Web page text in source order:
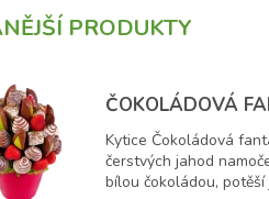
PRODUKTY
ČOKOLÁDOVÁ
Kytice Čokoládová
čerstvých jahod
bílou čokoládou, potěší